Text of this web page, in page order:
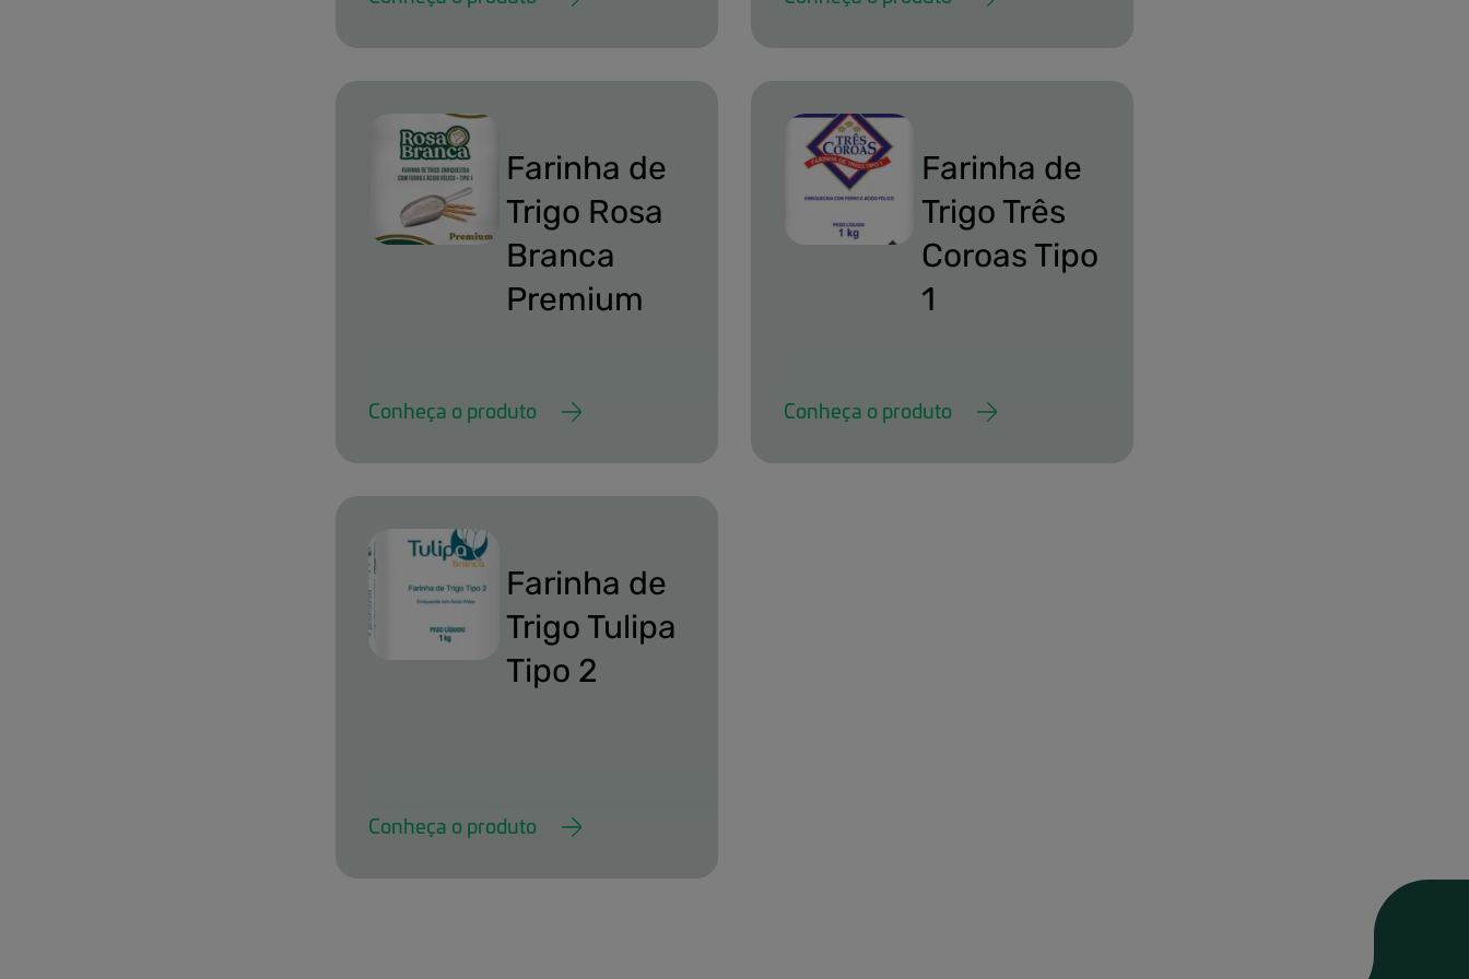
dom-rosa-branca-premium.png
Farinha de
Trigo Rosa
Branca
Premium
Conheça o produto
dom-tres-coroas-tipo1.png
Farinha de
Trigo Três
Coroas Tipo
1
Conheça o produto
dom-tulipa-tipo2.png
Farinha de
Trigo Tulipa
Tipo 2
Conheça o produto